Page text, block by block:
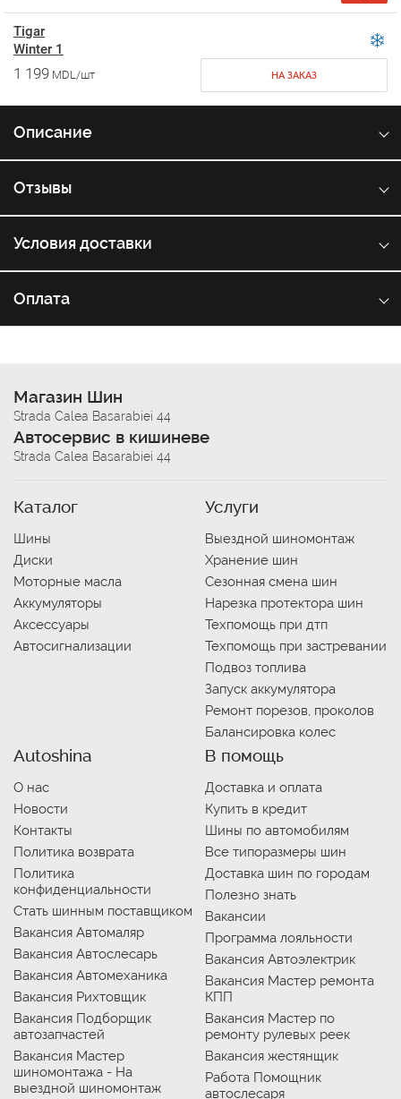
Tigar
Winter 1
1 199 MDL/шт НА ЗАКАЗ
Описание
Отзывы
Условия доставки
Оплата
Магазин Шин
Strada Calea Basarabiei 44
Автосервис в кишиневе
Strada Calea Basarabiei 44
Каталог
Шины
Диски
Моторные масла
Аккумуляторы
Аксессуары
Автосигнализации
Услуги
Выездной шиномонтаж
Хранение шин
Сезонная смена шин
Нарезка протектора шин
Техпомощь при дтп
Техпомощь при застревании
Подвоз топлива
Запуск аккумулятора
Ремонт порезов, проколов
Балансировка колес
Autoshina
О нас
Новости
Контакты
Политика возврата
Политика
конфиденциальности
Стать шинным поставщиком
Вакансия Автомаляр
Вакансия Автослесарь
Вакансия Автомеханика
Вакансия Рихтовщик
Вакансия Подборщик
автозапчастей
Вакансия Мастер
шиномонтажа - На
выездной шиномонтаж
В помощь
Доставка и оплата
Купить в кредит
Шины по автомобилям
Все типоразмеры шин
Доставка шин по городам
Полезно знать
Вакансии
Программа лояльности
Вакансия Автоэлектрик
Вакансия Мастер ремонта
КПП
Вакансия Мастер по
ремонту рулевых реек
Вакансия жестянщик
Работа Помощник
автослесаря